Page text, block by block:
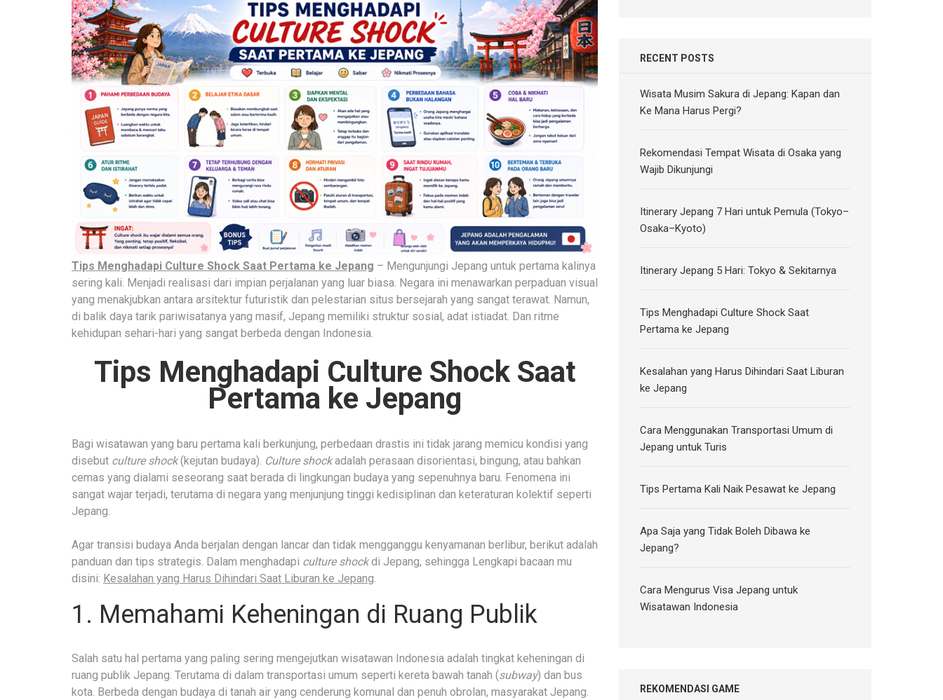
Tips Menghadapi Culture Shock Saat Pertama ke Jepang – Mengunjungi Jepang untuk pertama kalinya
sering kali. Menjadi realisasi dari impian perjalanan yang luar biasa. Negara ini menawarkan perpaduan visual
yang menakjubkan antara arsitektur futuristik dan pelestarian situs bersejarah yang sangat terawat. Namun,
di balik daya tarik pariwisatanya yang masif, Jepang memiliki struktur sosial, adat istiadat. Dan ritme
kehidupan sehari-hari yang sangat berbeda dengan Indonesia.
Tips Menghadapi Culture Shock Saat
Pertama ke Jepang
Bagi wisatawan yang baru pertama kali berkunjung, perbedaan drastis ini tidak jarang memicu kondisi yang
disebut culture shock(kejutan budaya). Culture shockadalah perasaan disorientasi, bingung, atau bahkan
cemas yang dialami seseorang saat berada di lingkungan budaya yang sepenuhnya baru. Fenomena ini
sangat wajar terjadi, terutama di negara yang menjunjung tinggi kedisiplinan dan keteraturan kolektif seperti
Jepang.
Agar transisi budaya Anda berjalan dengan lancar dan tidak mengganggu kenyamanan berlibur, berikut adalah
panduan dan tips strategis. Dalam menghadapi culture shockdi Jepang, sehingga Lengkapi bacaan mu
disini: Kesalahan yang Harus Dihindari Saat Liburan ke Jepang.
1. Memahami Keheningan di Ruang Publik
Salah satu hal pertama yang paling sering mengejutkan wisatawan Indonesia adalah tingkat keheningan di
ruang publik Jepang. Terutama di dalam transportasi umum seperti kereta bawah tanah (subway) dan bus
kota. Berbeda dengan budaya di tanah air yang cenderung komunal dan penuh obrolan, masyarakat Jepang.
RECENT POSTS
Wisata Musim Sakura di Jepang: Kapan dan
Ke Mana Harus Pergi?
Rekomendasi Tempat Wisata di Osaka yang
Wajib Dikunjungi
Itinerary Jepang 7 Hari untuk Pemula (Tokyo–
Osaka–Kyoto)
Itinerary Jepang 5 Hari: Tokyo & Sekitarnya
Tips Menghadapi Culture Shock Saat
Pertama ke Jepang
Kesalahan yang Harus Dihindari Saat Liburan
ke Jepang
Cara Menggunakan Transportasi Umum di
Jepang untuk Turis
Tips Pertama Kali Naik Pesawat ke Jepang
Apa Saja yang Tidak Boleh Dibawa ke
Jepang?
Cara Mengurus Visa Jepang untuk
Wisatawan Indonesia
REKOMENDASI GAME